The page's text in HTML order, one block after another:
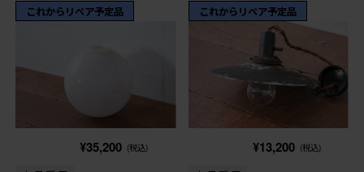
これからリペア予定品
¥35,200 (税込)
これからリペア予定品
¥13,200 (税込)